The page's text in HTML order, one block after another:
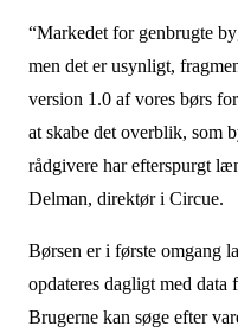
“Markedet for genbrugte
men det er usynligt,
version 1.0 af vores børs
at skabe det overblik, som
rådgivere har efterspurgt
Delman, direktør i Circue.
Børsen er i første omgang
opdateres dagligt med data
Brugerne kan søge efter